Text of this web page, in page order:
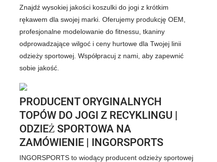
Znajdź wysokiej jakości koszulki do jogi z krótkim
rękawem dla swojej marki. Oferujemy produkcję OEM,
profesjonalne modelowanie do fitnessu, tkaniny
odprowadzające wilgoć i ceny hurtowe dla Twojej linii
odzieży sportowej. Współpracuj z nami, aby zapewnić
sobie jakość.
PRODUCENT ORYGINALNYCH
TOPÓW DO JOGI Z RECYKLINGU |
ODZIEŻ SPORTOWA NA
ZAMÓWIENIE | INGORSPORTS
INGORSPORTS to wiodący producent odzieży sportowej